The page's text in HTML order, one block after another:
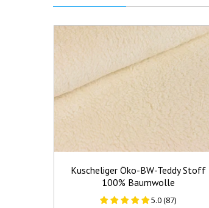
Kuscheliger Öko-BW-Teddy Stoff
100% Baumwolle
5.0 (87)